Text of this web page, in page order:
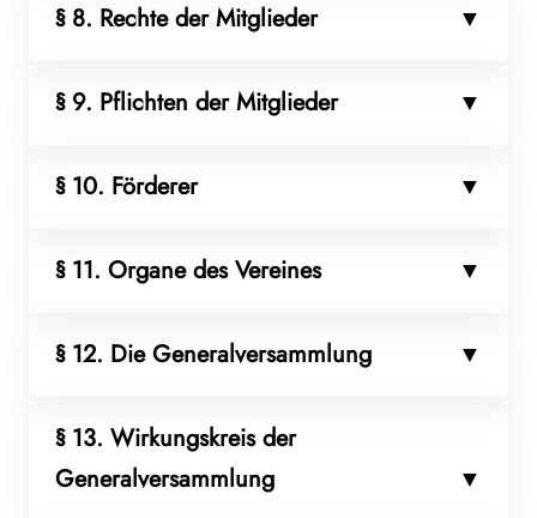
§ 8. Rechte der Mitglieder
§ 9. Pflichten der Mitglieder
§ 10. Förderer
§ 11. Organe des Vereines
§ 12. Die Generalversammlung
§ 13. Wirkungskreis der
Generalversammlung